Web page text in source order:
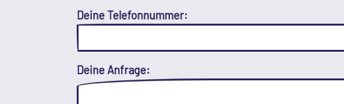
Deine Telefonnummer:
Deine Anfrage: